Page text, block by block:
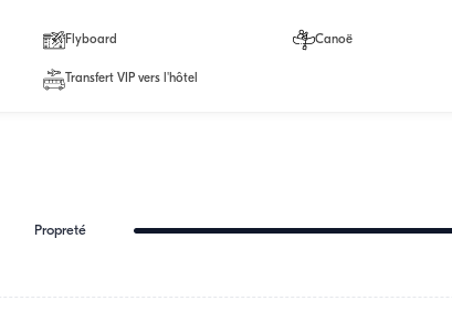
Flyboard Canoë
Transfert VIP vers l'hôtel
Propreté